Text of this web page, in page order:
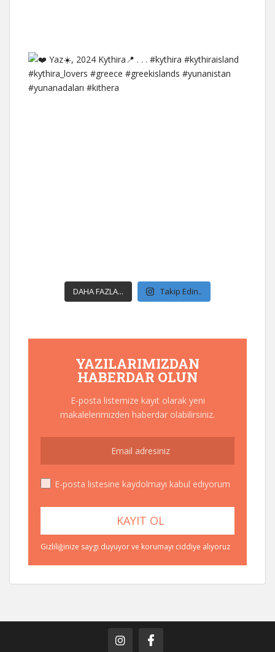
DAHA FAZLA... Takip Edin..
YAZILARIMIZDAN
HABERDAR OLUN
E-posta listemize kayıt olarak yeni
makalelerimizden haberdar olabilirsiniz.
E-posta listesine kaydolmayı kabul ediyorum
Gizliliğinize saygı duyuyor ve korumayı ciddiye alıyoruz